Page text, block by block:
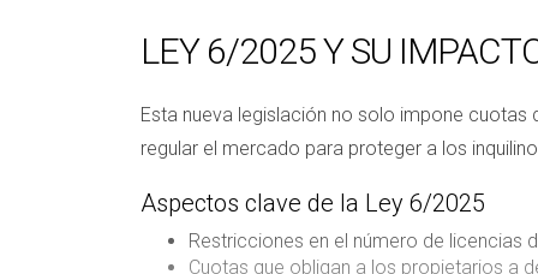
LEY 6/2025 Y SU
Esta nueva legislación no solo impone cuotas
regular el mercado para proteger a los
Aspectos clave de la Ley 6/2025
Restricciones en el número de licencias
Cuotas que obligan a los propietarios a